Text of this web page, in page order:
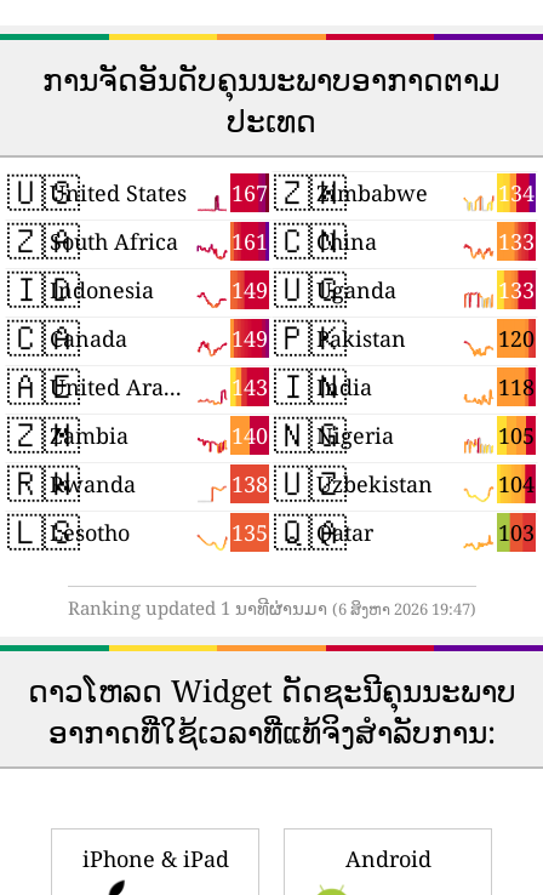
ການຈັດອັນດັບຄຸນນະພາບອາກາດຕາມ
ປະເທດ
🇺🇸 167
United States
🇿🇦 161
South Africa
🇮🇩 149
Indonesia
🇨🇦 149
Canada
🇦🇪 143
United Arab Emirates
🇿🇲 140
Zambia
🇷🇼 138
Rwanda
🇱🇸 135
Lesotho
🇿🇼 134
Zimbabwe
🇨🇳 133
China
🇺🇬 133
Uganda
🇵🇰 120
Pakistan
🇮🇳 118
India
🇳🇬 105
Nigeria
🇺🇿 104
Uzbekistan
🇶🇦 103
Qatar
Ranking updated 1 ນາທີຜ່ານມາ (6 ສິງຫາ 2026 19:47)
ດາວ​ໂຫລດ Widget ດັດ​ຊະ​ນີ​ຄຸນ​ນະ​ພາບ​
ອາ​ກາດ​ທີ່​ໃຊ້​ເວ​ລາ​ທີ່​ແທ້​ຈິງ​ສໍາ​ລັບ​ການ​:
iPhone & iPad Android